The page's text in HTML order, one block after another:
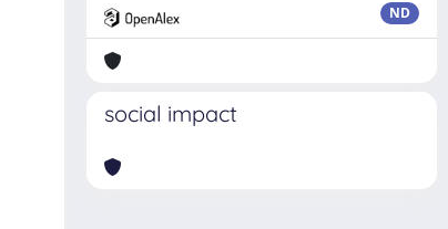
ND
social impact